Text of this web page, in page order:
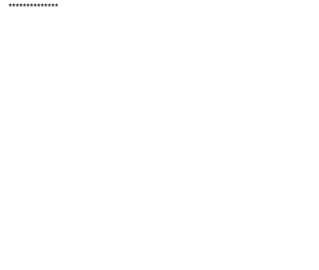
**************